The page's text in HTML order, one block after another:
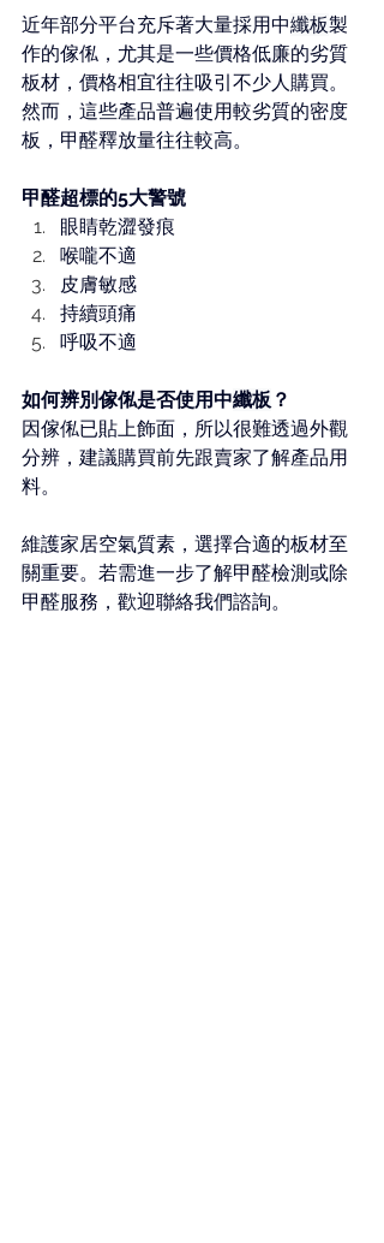
近年部分平台充斥著大量採用中纖板製
作的傢俬，尤其是一些價格低廉的劣質
板材，價格相宜往往吸引不少人購買。
然而，這些產品普遍使用較劣質的密度
板，甲醛釋放量往往較高。
甲醛超標的5大警號
眼睛乾澀發痕
喉嚨不適
皮膚敏感
持續頭痛
呼吸不適
如何辨別傢俬是否使用中纖板 ？
因傢俬已貼上飾面，所以很難透過外觀
分辨，建議購買前先跟賣家了解產品用
料。
維護家居空氣質素，選擇合適的板材至
關重要。若需進一步了解甲醛檢測或除
甲醛服務，歡迎聯絡我們諮詢。